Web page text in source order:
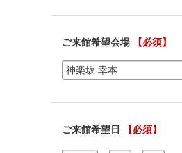
神社.jpチャンネル